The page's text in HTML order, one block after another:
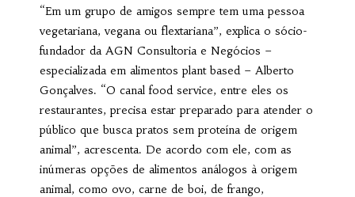
“Em um grupo de amigos sempre tem uma pessoa
vegetariana, vegana ou flextariana”, explica o sócio-
fundador da AGN Consultoria e Negócios –
especializada em alimentos plant based – Alberto
Gonçalves. “O canal food service, entre eles os
restaurantes, precisa estar preparado para atender o
público que busca pratos sem proteína de origem
animal”, acrescenta. De acordo com ele, com as
inúmeras opções de alimentos análogos à origem
animal, como ovo, carne de boi, de frango,